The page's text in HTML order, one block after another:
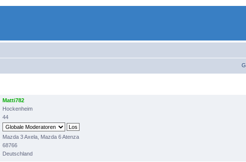
Matti782
Hockenheim
44
Mazda 3 Axela, Mazda 6 Atenza
68766
Deutschland